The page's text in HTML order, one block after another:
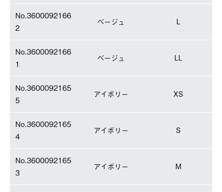
No.3600092166
2
ベージュ L
No.3600092166
1
ベージュ LL
No.3600092165
5
アイボリー XS
No.3600092165
4
アイボリー S
No.3600092165
3
アイボリー M